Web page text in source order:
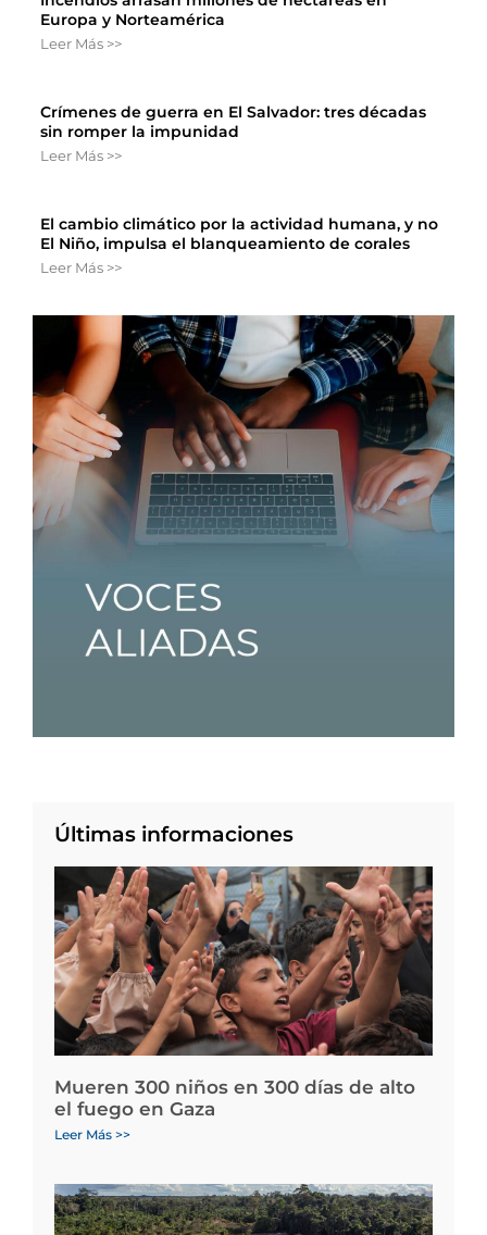
Europa y Norteamérica
Leer Más >>
Crímenes de guerra en El Salvador: tres décadas
sin romper la impunidad
Leer Más >>
El cambio climático por la actividad humana, y no
El Niño, impulsa el blanqueamiento de corales
Leer Más >>
Últimas informaciones
Mueren 300 niños en 300 días de alto
el fuego en Gaza
Leer Más >>